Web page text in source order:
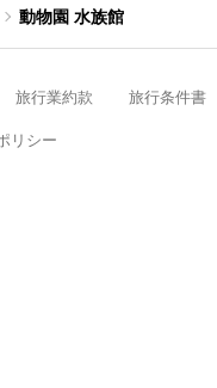
動物園 水族館
旅行業約款 旅行条件書
リシー